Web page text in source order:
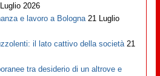
2026
e lavoro a Bologna 21 Luglio
il lato cattivo della società 21
tra desiderio di un altrove e